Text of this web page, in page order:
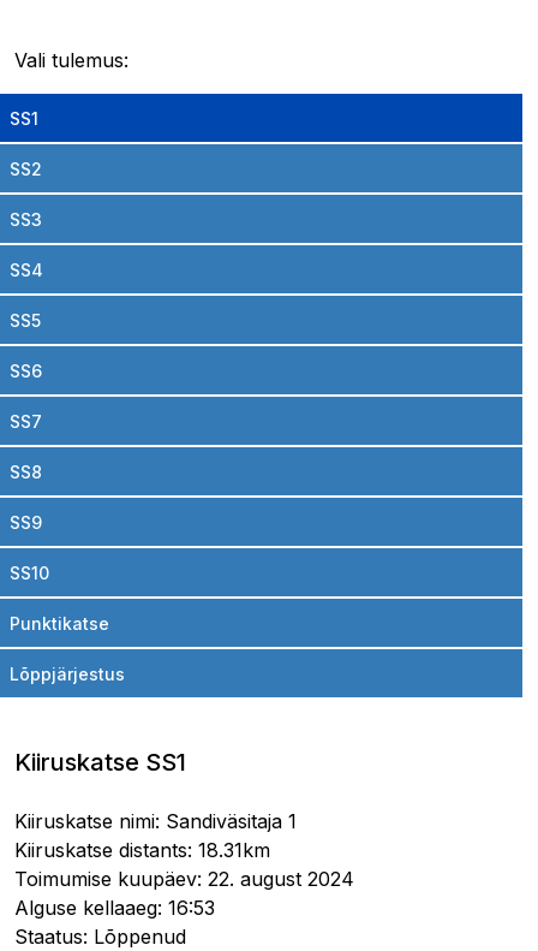
Vali tulemus:
SS1
SS2
SS3
SS4
SS5
SS6
SS7
SS8
SS9
SS10
Punktikatse
Lõppjärjestus
Kiiruskatse SS1
Kiiruskatse nimi: Sandiväsitaja 1
Kiiruskatse distants: 18.31km
Toimumise kuupäev: 22. august 2024
Alguse kellaaeg: 16:53
Staatus: Lõppenud